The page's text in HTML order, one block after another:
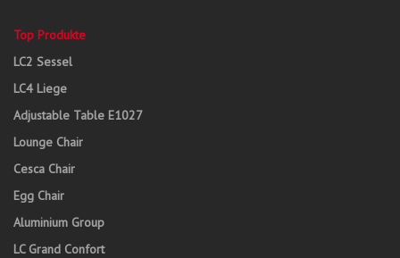
Top Produkte
LC2 Sessel
LC4 Liege
Adjustable Table E1027
Lounge Chair
Cesca Chair
Egg Chair
Aluminium Group
LC Grand Confort